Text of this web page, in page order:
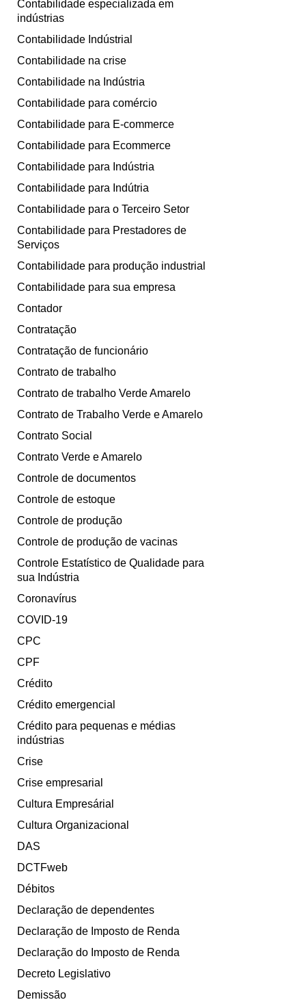
Contabilidade especializada em
indústrias
Contabilidade Indústrial
Contabilidade na crise
Contabilidade na Indústria
Contabilidade para comércio
Contabilidade para E-commerce
Contabilidade para Ecommerce
Contabilidade para Indústria
Contabilidade para Indútria
Contabilidade para o Terceiro Setor
Contabilidade para Prestadores de
Serviços
Contabilidade para produção industrial
Contabilidade para sua empresa
Contador
Contratação
Contratação de funcionário
Contrato de trabalho
Contrato de trabalho Verde Amarelo
Contrato de Trabalho Verde e Amarelo
Contrato Social
Contrato Verde e Amarelo
Controle de documentos
Controle de estoque
Controle de produção
Controle de produção de vacinas
Controle Estatístico de Qualidade para
sua Indústria
Coronavírus
COVID-19
CPC
CPF
Crédito
Crédito emergencial
Crédito para pequenas e médias
indústrias
Crise
Crise empresarial
Cultura Empresárial
Cultura Organizacional
DAS
DCTFweb
Débitos
Declaração de dependentes
Declaração de Imposto de Renda
Declaração do Imposto de Renda
Decreto Legislativo
Demissão